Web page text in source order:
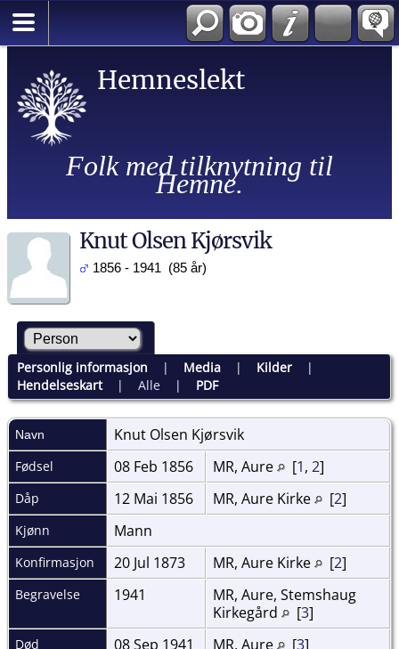
Hemneslekt
Folk med tilknytning til
Hemne.
Knut Olsen Kjørsvik
1856 - 1941 (85 år)
Personlig informasjon | Media| Kilder|
Hendelseskart| Alle| PDF
Navn Knut Olsen Kjørsvik
Fødsel 08 Feb 1856 MR, Aure [1, 2]
Dåp 12 Mai 1856 MR, Aure Kirke [2]
Kjønn Mann
Konfirmasjon 20 Jul 1873 MR, Aure Kirke [2]
Begravelse 1941
MR, Aure, Stemshaug
Kirkegård
[3]
Død 08 Sep 1941 MR, Aure [3]